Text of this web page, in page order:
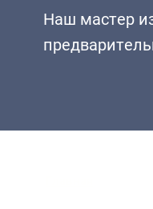
Наш мастер